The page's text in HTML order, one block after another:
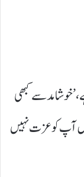
’خوشامد سے کبھی
آپ کو عزت نہیں